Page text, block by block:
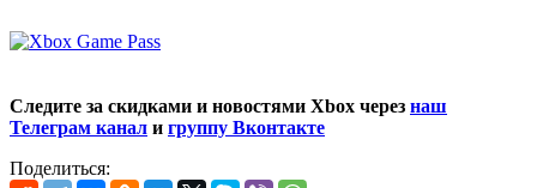
Следите за скидками и новостями Xbox через наш
Телеграм канал и группу Вконтакте
Поделиться: